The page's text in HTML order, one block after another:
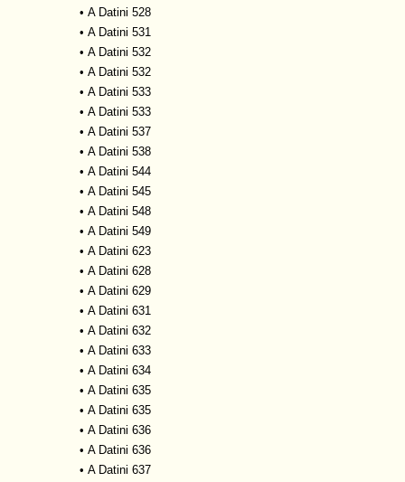
• A Datini 528
• A Datini 531
• A Datini 532
• A Datini 532
• A Datini 533
• A Datini 533
• A Datini 537
• A Datini 538
• A Datini 544
• A Datini 545
• A Datini 548
• A Datini 549
• A Datini 623
• A Datini 628
• A Datini 629
• A Datini 631
• A Datini 632
• A Datini 633
• A Datini 634
• A Datini 635
• A Datini 635
• A Datini 636
• A Datini 636
• A Datini 637